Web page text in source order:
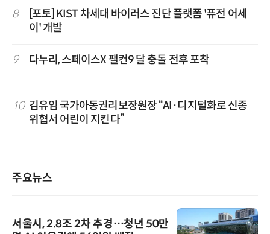
8
[포토] KIST 차세대 바이러스 진단 플랫폼 '퓨전 어세
이' 개발
9 다누리, 스페이스X 팰컨9 달 충돌 전후 포착
10 김유임 국가아동권리보장원장 “AI·디지털화로 신종
위협서 어린이 지킨다”
주요뉴스
서울시, 2.8조 2차 추경…청년 50만